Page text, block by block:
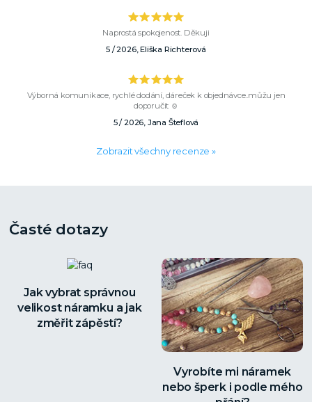
Naprostá spokojenost. Děkuji
5 / 2026, Eliška Richterová
Výborná komunikace, rychlé dodání, dáreček k objednávce..můžu jen
doporučit ☺️
5 / 2026, Jana Šteflová
Zobrazit všechny recenze »
Časté dotazy
Jak vybrat správnou
velikost náramku a jak
změřit zápěstí?
Vyrobíte mi náramek
nebo šperk i podle mého